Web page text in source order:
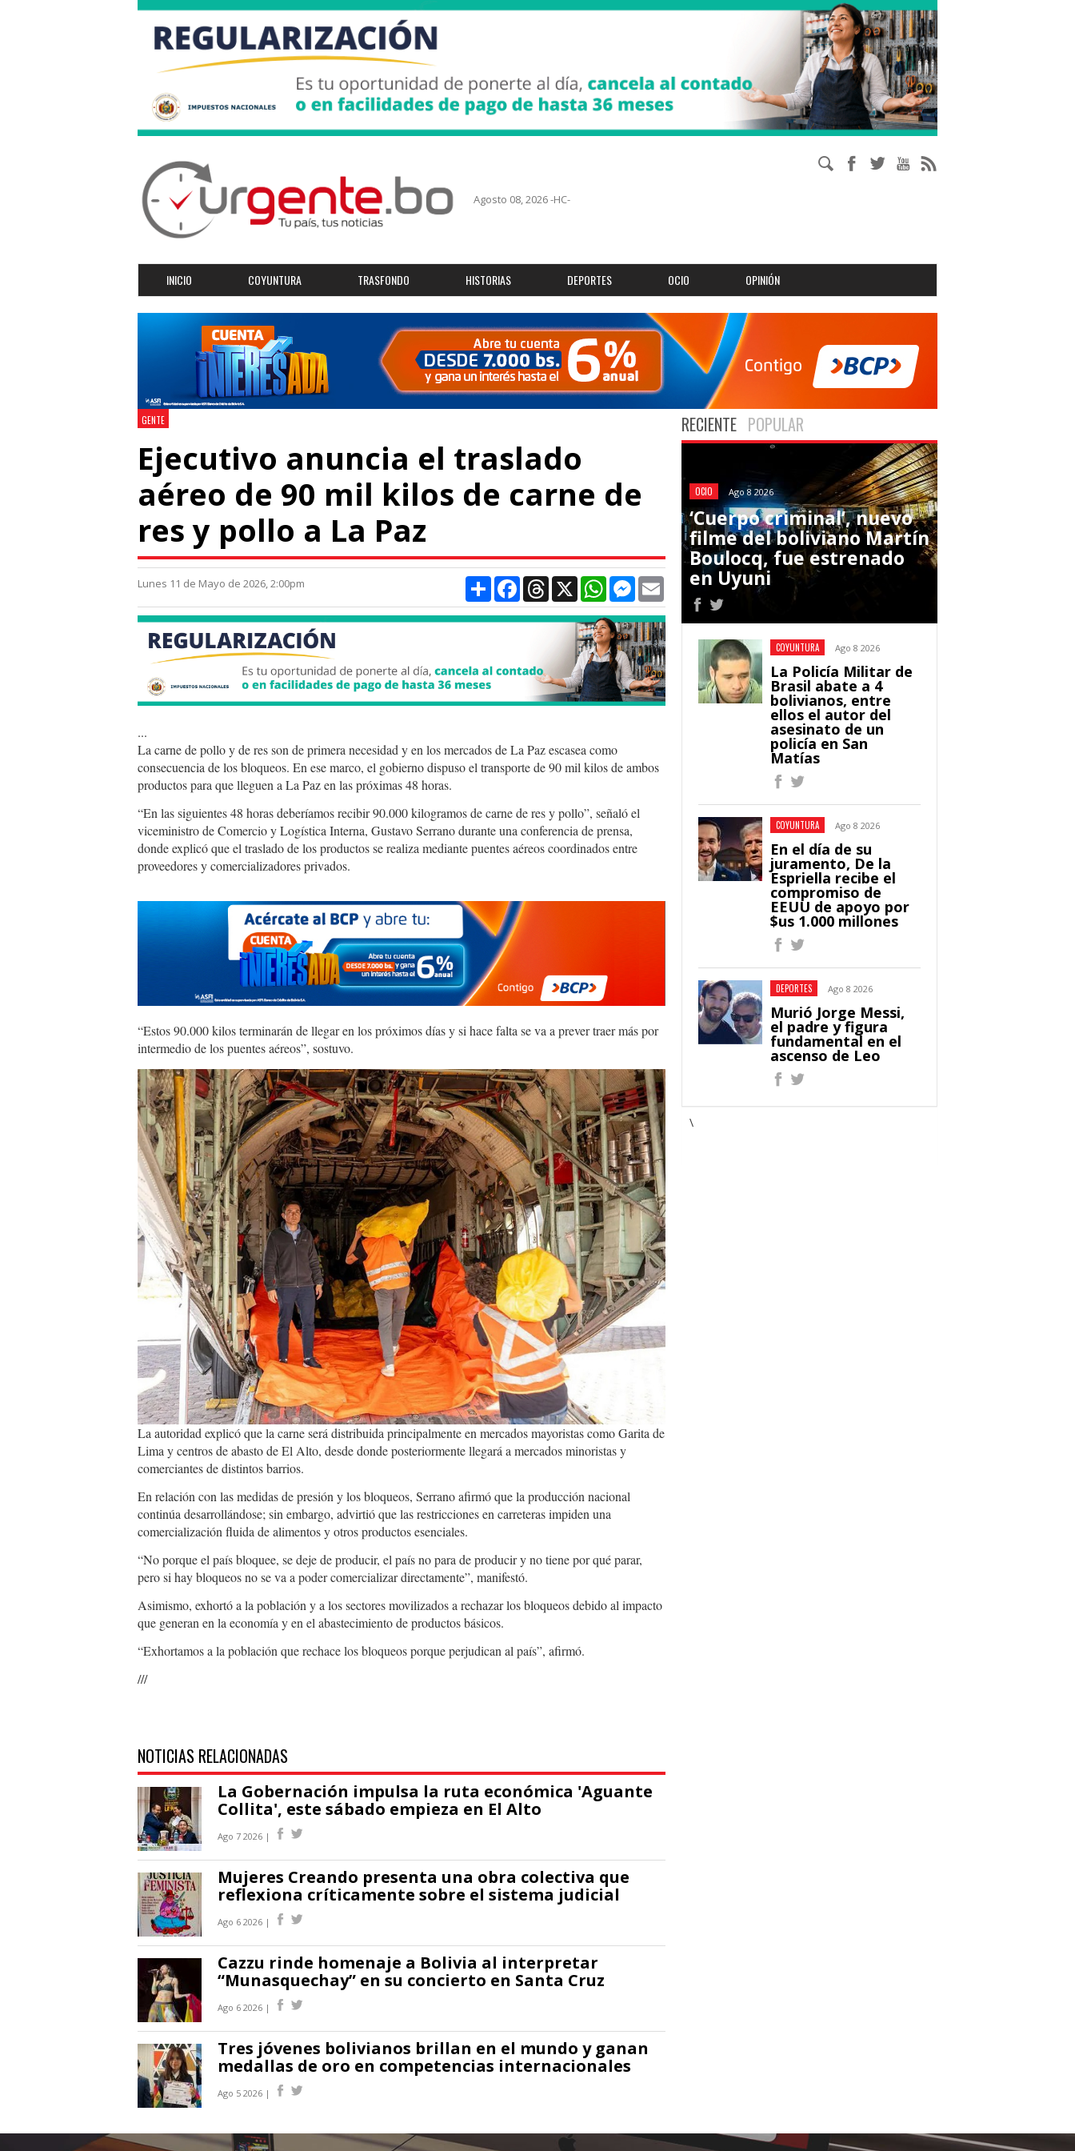
Agosto 08, 2026 -HC-
INICIO COYUNTURA TRASFONDO HISTORIAS DEPORTES OCIO OPINIÓN
GENTE
Ejecutivo anuncia el traslado
aéreo de 90 mil kilos de carne de
res y pollo a La Paz
Lunes 11 de Mayo de 2026, 2:00pm CompartirFacebookThreads
X WhatsAppMessengerEmail
...
La carne de pollo y de res son de primera necesidad y en los mercados de La Paz escasea como
consecuencia de los bloqueos. En ese marco, el gobierno dispuso el transporte de 90 mil kilos de ambos
productos para que lleguen a La Paz en las próximas 48 horas.
“En las siguientes 48 horas deberíamos recibir 90.000 kilogramos de carne de res y pollo”, señaló el
viceministro de Comercio y Logística Interna, Gustavo Serrano durante una conferencia de prensa,
donde explicó que el traslado de los productos se realiza mediante puentes aéreos coordinados entre
proveedores y comercializadores privados.
“Estos 90.000 kilos terminarán de llegar en los próximos días y si hace falta se va a prever traer más por
intermedio de los puentes aéreos”, sostuvo.
carnes.jpg
La autoridad explicó que la carne será distribuida principalmente en mercados mayoristas como Garita de
Lima y centros de abasto de El Alto, desde donde posteriormente llegará a mercados minoristas y
comerciantes de distintos barrios.
En relación con las medidas de presión y los bloqueos, Serrano afirmó que la producción nacional
continúa desarrollándose; sin embargo, advirtió que las restricciones en carreteras impiden una
comercialización fluida de alimentos y otros productos esenciales.
“No porque el país bloquee, se deje de producir, el país no para de producir y no tiene por qué parar,
pero si hay bloqueos no se va a poder comercializar directamente”, manifestó.
Asimismo, exhortó a la población y a los sectores movilizados a rechazar los bloqueos debido al impacto
que generan en la economía y en el abastecimiento de productos básicos.
“Exhortamos a la población que rechace los bloqueos porque perjudican al país”, afirmó.
///
NOTICIAS RELACIONADAS
La Gobernación impulsa la ruta económica 'Aguante
Collita', este sábado empieza en El Alto
Ago 7 2026 |
Mujeres Creando presenta una obra colectiva que
reflexiona críticamente sobre el sistema judicial
Ago 6 2026 |
Cazzu rinde homenaje a Bolivia al interpretar
“Munasquechay” en su concierto en Santa Cruz
Ago 6 2026 |
Tres jóvenes bolivianos brillan en el mundo y ganan
medallas de oro en competencias internacionales
Ago 5 2026 |
RECIENTE POPULAR
OCIO Ago 8 2026
‘Cuerpo criminal’, nuevo
filme del boliviano Martín
Boulocq, fue estrenado
en Uyuni
COYUNTURA Ago 8 2026
La Policía Militar de
Brasil abate a 4
bolivianos, entre
ellos el autor del
asesinato de un
policía en San
Matías
COYUNTURA Ago 8 2026
En el día de su
juramento, De la
Espriella recibe el
compromiso de
EEUU de apoyo por
$us 1.000 millones
DEPORTES Ago 8 2026
Murió Jorge Messi,
el padre y figura
fundamental en el
ascenso de Leo
\